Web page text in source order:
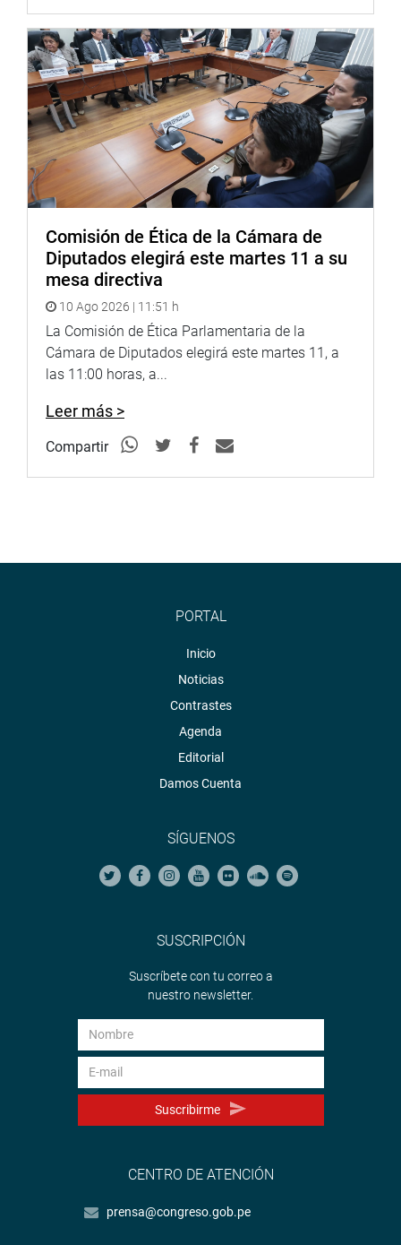
Lima, incluyendo al Rímac como beneficiario directo.
OFICINA DE COMUNICACIONES E IMAGEN
INSTITUCIONAL
Comisión de Ética de la Cámara de
Diputados elegirá este martes 11 a su
mesa directiva
10 Ago 2026 | 11:51 h
La Comisión de Ética Parlamentaria de la
Cámara de Diputados elegirá este martes 11, a
las 11:00 horas, a...
Leer más >
Compartir
PORTAL
Inicio
Noticias
Contrastes
Agenda
Editorial
Damos Cuenta
SÍGUENOS
SUSCRIPCIÓN
Suscríbete con tu correo a
nuestro newsletter.
Suscribirme
CENTRO DE ATENCIÓN
prensa@congreso.gob.pe